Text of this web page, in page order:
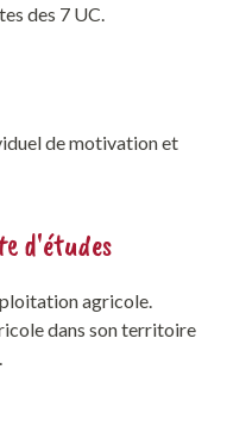
des 7 UC.
de motivation et
d'études
agricole.
dans son territoire